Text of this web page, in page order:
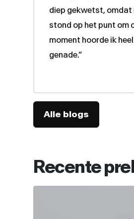
diep gekwetst, omdat
stond op het punt om
moment hoorde ik
genade.”
Alle blogs
Recente